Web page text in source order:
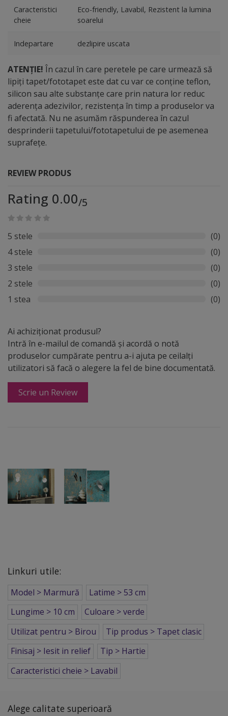
detaliile rafinate creează o atmosferă de neuitat.
Caracteristici
cheie
Eco-friendly, Lavabil, Rezistent la lumina
soarelui
Indepartare dezlipire uscata
ATENȚIE! În cazul în care peretele pe care urmează să
lipiți tapet/fototapet este dat cu var ce conține teflon,
silicon sau alte substanțe care prin natura lor reduc
aderența adezivilor, rezistența în timp a produselor va
fi afectată. Nu ne asumăm răspunderea în cazul
desprinderii tapetului/fototapetului de pe asemenea
suprafețe.
REVIEW PRODUS
Rating 0.00/5
5 stele
(0)
4 stele
(0)
3 stele
(0)
2 stele
(0)
1 stea
(0)
Ai achiziționat produsul?
Intră în e-mailul de comandă și acordă o notă
produselor cumpărate pentru a-i ajuta pe ceilalți
utilizatori să facă o alegere la fel de bine documentată.
Scrie un Review
Linkuri utile:
Model > Marmură
Latime > 53 cm
Lungime > 10 cm
Culoare > verde
Utilizat pentru > Birou
Tip produs > Tapet clasic
Finisaj > Iesit in relief
Tip > Hartie
Caracteristici cheie > Lavabil
Alege calitate superioară